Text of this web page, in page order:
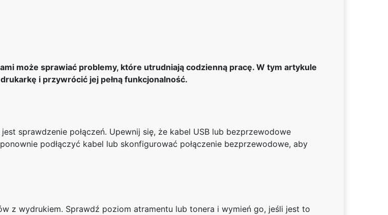
może sprawiać problemy, które utrudniają codzienną pracę. W tym artykule
i przywrócić jej pełną funkcjonalność.
sprawdzenie połączeń. Upewnij się, że kabel USB lub bezprzewodowe
podłączyć kabel lub skonfigurować połączenie bezprzewodowe, aby
z wydrukiem. Sprawdź poziom atramentu lub tonera i wymień go, jeśli jest to